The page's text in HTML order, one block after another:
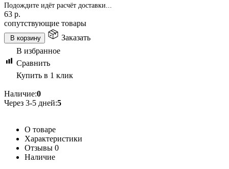
Подождите идёт расчёт доставки...
63 р.
сопутствующие товары
В корзину
Заказать
В избранное
Сравнить
Купить в 1 клик
Наличие:0
Через 3-5 дней:5
О товаре
Характеристики
Отзывы 0
Наличие